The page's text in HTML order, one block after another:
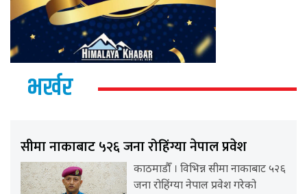
भर्खर
सीमा नाकाबाट ५२६ जना रोहिंग्या नेपाल प्रवेश
काठमाडौँ । विभिन्न सीमा नाकाबाट ५२६
जना रोहिंग्या नेपाल प्रवेश गरेको